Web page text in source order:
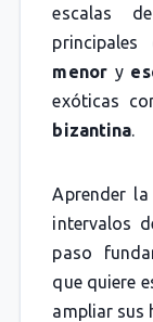
escalas
menory
exóticas
bizantina.
Aprender
intervalos
paso
que quiere
ampliar sus